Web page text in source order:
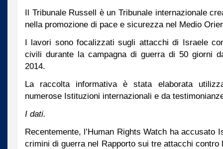
Il Tribunale Russell è un Tribunale internazionale
nella promozione di pace e sicurezza nel Medio
I lavori sono focalizzati sugli attacchi di Israele
civili durante la campagna di guerra di 50 giorni
2014.
La raccolta informativa è stata elaborata
numerose Istituzioni internazionali e da
I dati.
Recentemente, l’Human Rights Watch ha accusato
crimini di guerra nel Rapporto sui tre attacchi